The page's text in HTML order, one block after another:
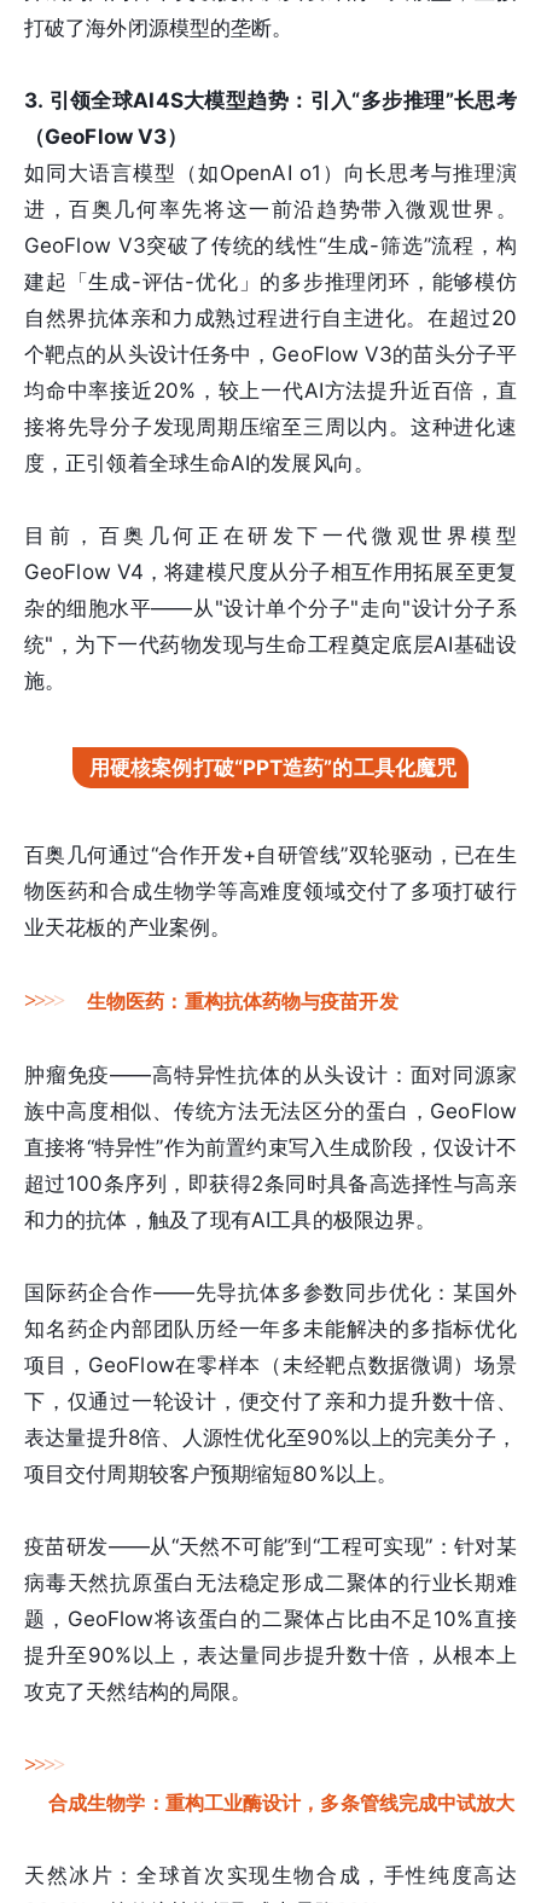
打破了海外闭源模型的垄断。
3. 引领全球AI4S大模型趋势：引入“多步推理”长思考
（GeoFlow V3）
如同大语言模型（如OpenAI o1）向长思考与推理演
进，百奥几何率先将这一前沿趋势带入微观世界。
GeoFlow V3突破了传统的线性“生成-筛选”流程，构
建起「生成-评估-优化」的多步推理闭环，能够模仿
自然界抗体亲和力成熟过程进行自主进化。在超过20
个靶点的从头设计任务中，GeoFlow V3的苗头分子平
均命中率接近20%，较上一代AI方法提升近百倍，直
接将先导分子发现周期压缩至三周以内。这种进化速
度，正引领着全球生命AI的发展风向。
目前，百奥几何正在研发下一代微观世界模型
GeoFlow V4，将建模尺度从分子相互作用拓展至更复
杂的细胞水平——从"设计单个分子"走向"设计分子系
统"，为下一代药物发现与生命工程奠定底层AI基础设
施。
用硬核案例打破“PPT造药”的工具化魔咒
百奥几何通过“合作开发+自研管线”双轮驱动，已在生
物医药和合成生物学等高难度领域交付了多项打破行
业天花板的产业案例。
>>>> 生物医药：重构抗体药物与疫苗开发
肿瘤免疫——高特异性抗体的从头设计：面对同源家
族中高度相似、传统方法无法区分的蛋白，GeoFlow
直接将“特异性”作为前置约束写入生成阶段，仅设计不
超过100条序列，即获得2条同时具备高选择性与高亲
和力的抗体，触及了现有AI工具的极限边界。
国际药企合作——先导抗体多参数同步优化：某国外
知名药企内部团队历经一年多未能解决的多指标优化
项目，GeoFlow在零样本（未经靶点数据微调）场景
下，仅通过一轮设计，便交付了亲和力提升数十倍、
表达量提升8倍、人源性优化至90%以上的完美分子，
项目交付周期较客户预期缩短80%以上。
疫苗研发——从“天然不可能”到“工程可实现”：针对某
病毒天然抗原蛋白无法稳定形成二聚体的行业长期难
题，GeoFlow将该蛋白的二聚体占比由不足10%直接
提升至90%以上，表达量同步提升数十倍，从根本上
攻克了天然结构的局限。
>>>>
合成生物学：重构工业酶设计，多条管线完成中试放大
天然冰片：全球首次实现生物合成，手性纯度高达